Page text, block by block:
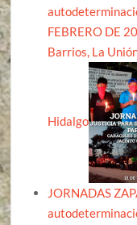
FEBRERO DE
Barrios, La
Hidalgo
JORNADAS